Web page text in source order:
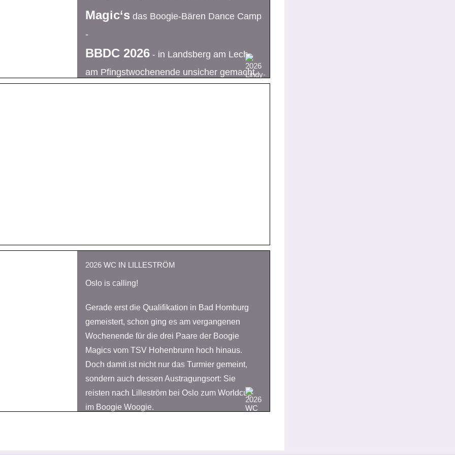
Magic‘sdas Boogie-Bären Dance Camp
-
BBDC 2026- in Landsberg am Lech
am Pfingstwochenende unsicher gemacht.
2026 WC IN LILLESTRÖM
Oslo is calling!
Gerade erst die Qualifikation in Bad Homburg
gemeistert, schon ging es am vergangenen
Wochenende für die drei Paare der Boogie
Magics vom TSV Hohenbrunn hoch hinaus.
Doch damit ist nicht nur das Turmier gemeint,
sondern auch dessen Austragungsort: Sie
reisten nach Lilleström bei Oslo zum Worldcup
im Boogie Woogie.